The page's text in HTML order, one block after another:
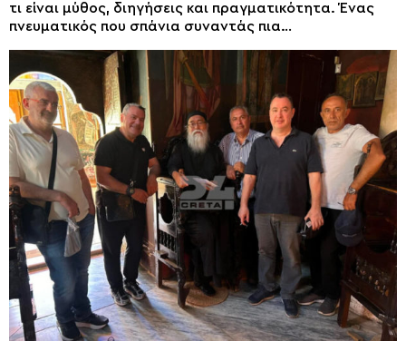
τι είναι μύθος, διηγήσεις και πραγματικότητα. Ένας
πνευματικός που σπάνια συναντάς πια…